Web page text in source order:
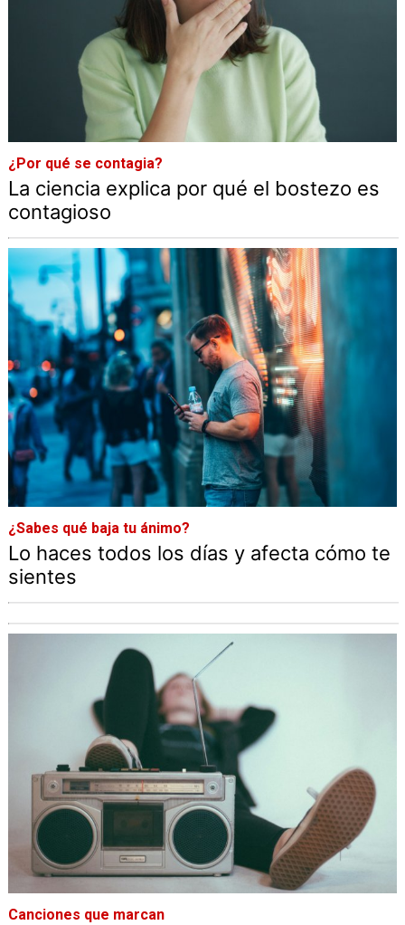
¿Por qué se contagia?
La ciencia explica por qué el bostezo es
contagioso
¿Sabes qué baja tu ánimo?
Lo haces todos los días y afecta cómo te
sientes
Canciones que marcan